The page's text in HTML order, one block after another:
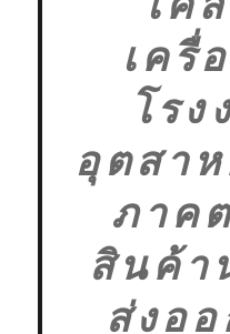
เครื่
โร
อุตสาห
ภาค
สินค้า
ส่งอ